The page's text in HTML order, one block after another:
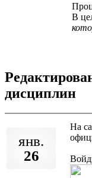
В
дисциплин
янв.
26
На